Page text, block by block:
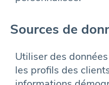
Sources de
Utiliser des
les profils des